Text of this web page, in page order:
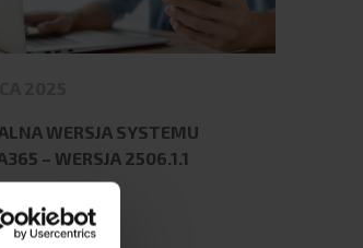
WERSJA SYSTEMU
– WERSJA 2506.1.1
więcej